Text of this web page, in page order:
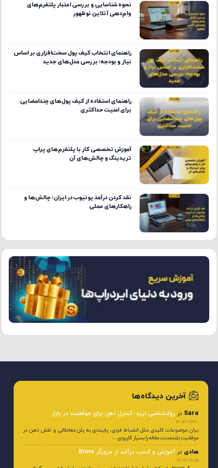
نحوه شناسایی و بررسی اعتبار پلتفرم‌های
وام‌دهی آنلاین نوظهور
راهنمای انتخاب کیف پول سخت‌افزاری بر اساس
نیاز و بودجه؛ بررسی مدل‌های جدید
راهنمای استفاده از کیف پول‌های چندامضایی
برای امنیت حداکثری
آموزش تخصصی کار با پلتفرم‌های پراپ
تریدینگ و چالش‌های آن
نقد کردن درآمد یوتیوب در ایران؛ چالش‌ها و
راهکارهای عملی
آخرین دیدگاه‌ها
Sara در روانشناسی ترید؛ کنترل ذهن برای موفقیت در بازار
1404/09/20
بیان موضوعات کلیدی مثل انضباط فردی، پایبندی به پلن معاملاتی و نقش ذهن در
موفقیت بلندمدت، مقاله را بسیار کاربردی…
هادی در آموزش و کسب درآمد از مرورگر Brave
1404/09/15